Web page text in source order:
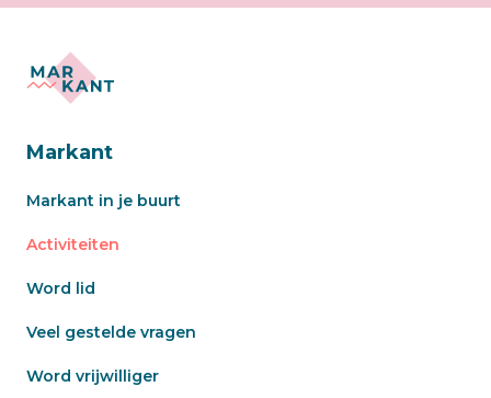
Markant
Markant in je buurt
Activiteiten
Word lid
Veel gestelde vragen
Word vrijwilliger